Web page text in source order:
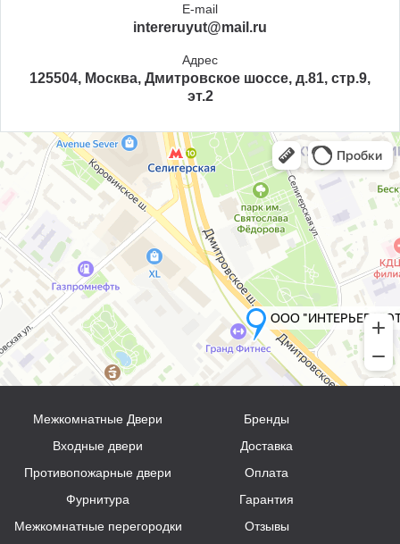
E-mail
intereruyut@mail.ru
Адрес
125504, Москва, Дмитровское шоссе, д.81, стр.9,
эт.2
Межкомнатные Двери
Входные двери
Противопожарные двери
Фурнитура
Межкомнатные перегородки
Бренды
Доставка
Оплата
Гарантия
Отзывы